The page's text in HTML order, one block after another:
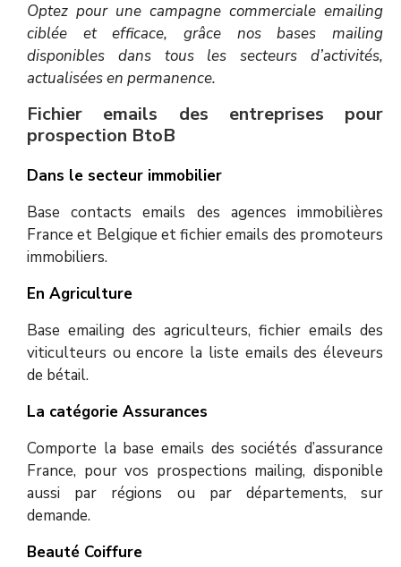
Optez pour une campagne commerciale emailing
ciblée et efficace, grâce nos bases mailing
disponibles dans tous les secteurs d’activités,
actualisées en permanence.
Fichier emails des entreprises pour
prospection BtoB
Dans le secteur immobilier
Base contacts emails des agences immobilières
France et Belgique et fichier emails des promoteurs
immobiliers.
En Agriculture
Base emailing des agriculteurs, fichier emails des
viticulteurs ou encore la liste emails des éleveurs
de bétail.
La catégorie Assurances
Comporte la base emails des sociétés d’assurance
France, pour vos prospections mailing, disponible
aussi par régions ou par départements, sur
demande.
Beauté Coiffure